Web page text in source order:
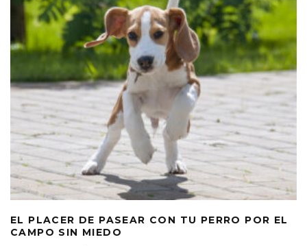
EL PLACER DE PASEAR CON TU PERRO POR EL
CAMPO SIN MIEDO